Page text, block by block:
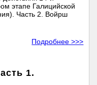
этапе Галицийской
Часть 2. Войрш
Подробнее >>>
1.